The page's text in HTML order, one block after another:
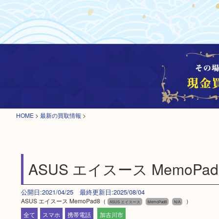
HOME > 最新の買取情報 >
ASUS エイスース
公開日:2021/04/25 最終更新日:2025/08/04
ASUS エイスース MemoPad8（ ASUS エイスース MemoPad8 N/A
）
全て
スマホ 携帯電話 加古川市